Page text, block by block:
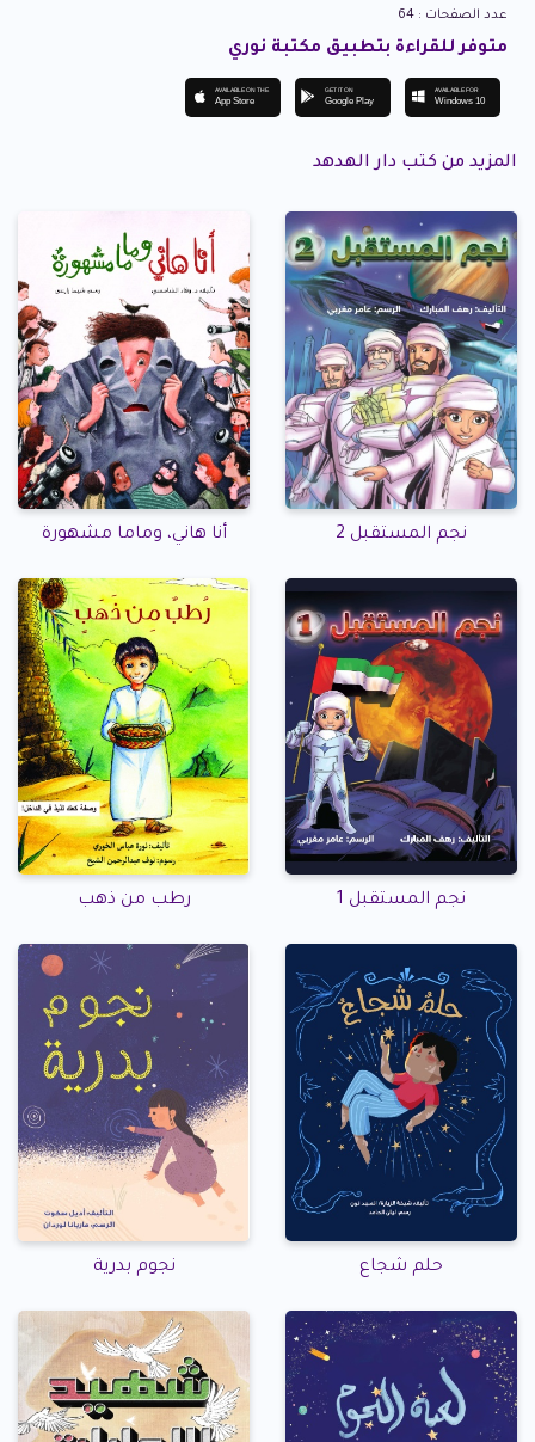
عدد الصفحات : 64
متوفر للقراءة بتطبيق مكتبة نوري
AVAILABLE ON THE
App Store
GET IT ON
Google Play
AVAILABLE FOR
Windows 10
المزيد من كتب دار الهدهد
نجم المستقبل 2 أنا هاني، وماما مشهورة
نجم المستقبل 1 رطب من ذهب
حلم شجاع نجوم بدرية